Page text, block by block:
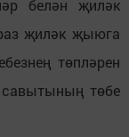
белән җиләк
җиләк җыюга
төпләрен
төбе